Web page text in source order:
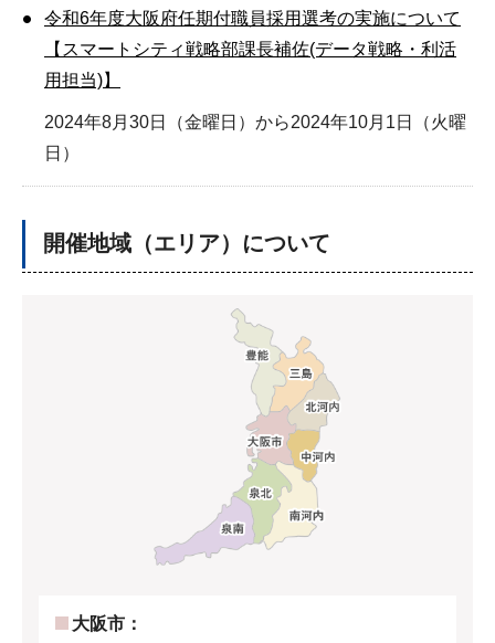
令和6年度大阪府任期付職員採用選考の実施について
【スマートシティ戦略部課長補佐(データ戦略・利活
用担当)】
2024年8月30日（金曜日）から2024年10月1日（火曜
日）
開催地域（エリア）について
大阪市：